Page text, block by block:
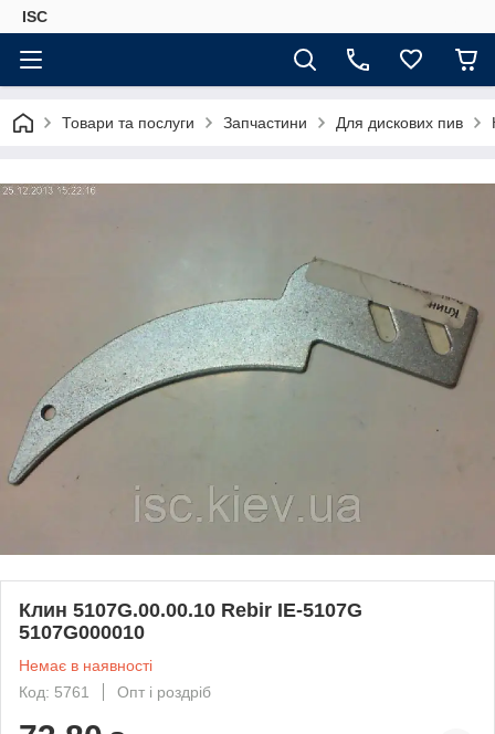
ISC
Товари та послуги Запчастини Для дискових пив
Клин 5107G.00.00.10 Rebir IE-5107G
5107G000010
Немає в наявності
Код: 5761
Опт і роздріб